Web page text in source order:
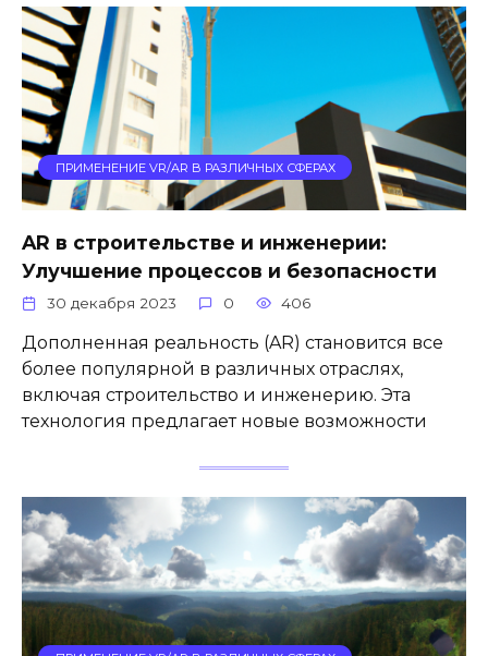
ПРИМЕНЕНИЕ VR/AR В РАЗЛИЧНЫХ СФЕРАХ
AR в строительстве и инженерии:
Улучшение процессов и безопасности
30 декабря 2023 0 406
Дополненная реальность (AR) становится все
более популярной в различных отраслях,
включая строительство и инженерию. Эта
технология предлагает новые возможности